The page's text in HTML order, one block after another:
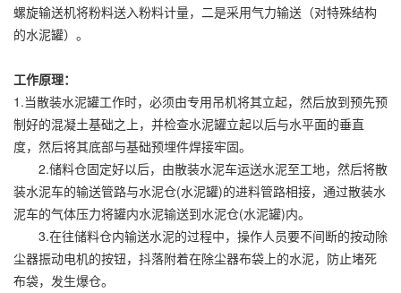
螺旋输送机将粉料送入粉料计量，二是采用气力输送（对特殊结构
的水泥罐）。
工作原理：
1.当散装水泥罐工作时，必须由专用吊机将其立起，然后放到预先预
制好的混凝土基础之上，并检查水泥罐立起以后与水平面的垂直
度，然后将其底部与基础预埋件焊接牢固。
2.储料仓固定好以后，由散装水泥车运送水泥至工地，然后将散
装水泥车的输送管路与水泥仓(水泥罐)的进料管路相接，通过散装水
泥车的气体压力将罐内水泥输送到水泥仓(水泥罐)内。
3.在往储料仓内输送水泥的过程中，操作人员要不间断的按动除
尘器振动电机的按钮，抖落附着在除尘器布袋上的水泥，防止堵死
布袋，发生爆仓。